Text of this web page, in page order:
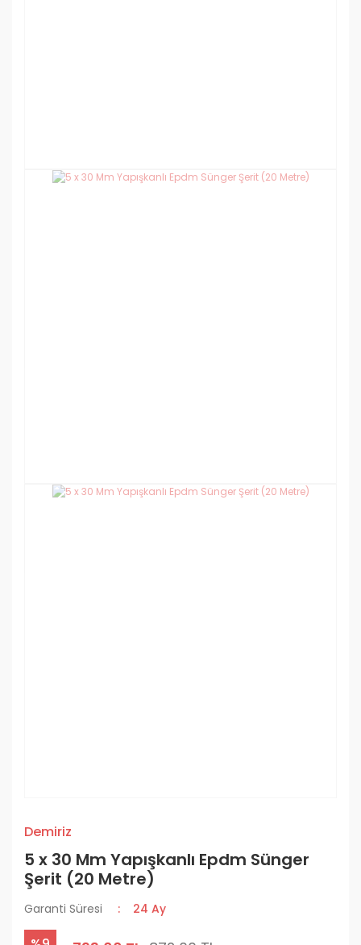
Demiriz
5 x 30 Mm Yapışkanlı Epdm Sünger
Şerit (20 Metre)
Garanti Süresi 24 Ay